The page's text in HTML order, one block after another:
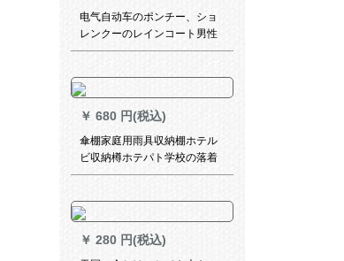
す。
电气自动车のポンチー、ショ
レンクーのレインコート男性
のシング电気自転车の女性
を大きする。
￥ 680 円(税込)
傘棚家庭用雨具収納棚ホテル
ビ収納樽ホテパト学校の落着
式傘立て折りたたみ畳傘収納
【18ホール20フルック】
￥ 280 円(税込)